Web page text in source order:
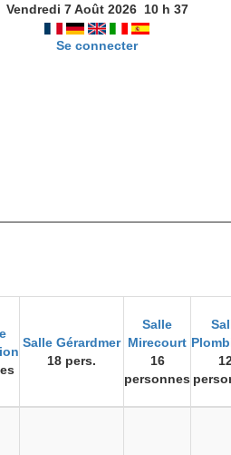
Vendredi 7 Août 2026 10h 37
Se connecter
Salle Gérardmer
18 pers.
Salle
Mirecourt
16
personnes